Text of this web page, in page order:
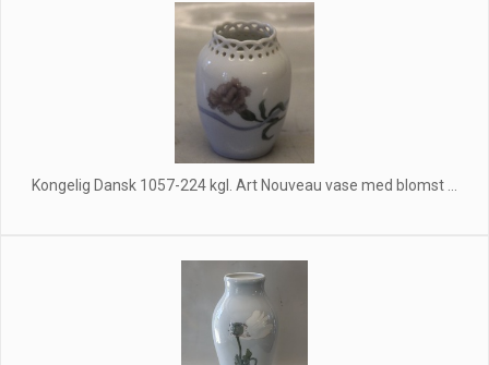
Kongelig Dansk 1057-224 kgl. Art Nouveau vase med blomst ...